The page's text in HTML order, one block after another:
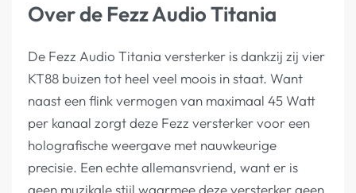
Over de Fezz Audio Titania
De Fezz Audio Titania versterker is dankzij zij vier
KT88 buizen tot heel veel moois in staat. Want
naast een flink vermogen van maximaal 45 Watt
per kanaal zorgt deze Fezz versterker voor een
holografische weergave met nauwkeurige
precisie. Een echte allemansvriend, want er is
geen muzikale stijl waarmee deze versterker geen